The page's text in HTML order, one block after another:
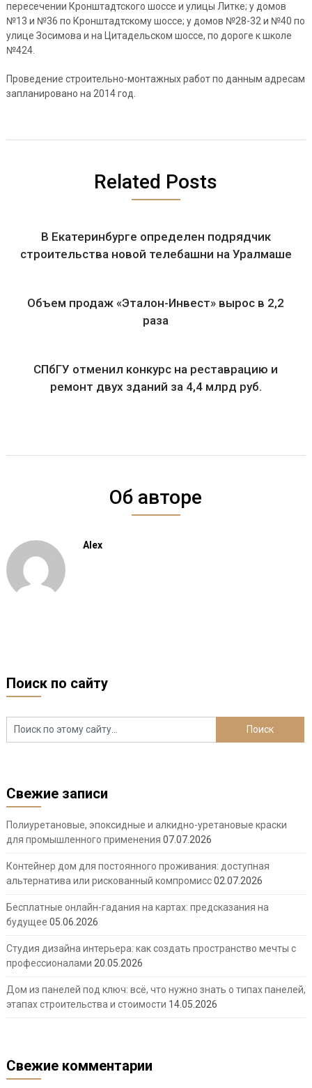
пересечении Кронштадтского шоссе и улицы Литке; у домов
№13 и №36 по Кронштадтскому шоссе; у домов №28-32 и №40 по
улице Зосимова и на Цитадельском шоссе, по дороге к школе
№424.
Проведение строительно-монтажных работ по данным адресам
запланировано на 2014 год.
Related Posts
В Екатеринбурге определен подрядчик
строительства новой телебашни на Уралмаше
Объем продаж «Эталон-Инвест» вырос в 2,2
раза
СПбГУ отменил конкурс на реставрацию и
ремонт двух зданий за 4,4 млрд руб.
Об авторе
Alex
Поиск по сайту
Свежие записи
Полиуретановые, эпоксидные и алкидно-уретановые краски
для промышленного применения 07.07.2026
Контейнер дом для постоянного проживания: доступная
альтернатива или рискованный компромисс02.07.2026
Бесплатные онлайн-гадания на картах: предсказания на
будущее 05.06.2026
Студия дизайна интерьера: как создать пространство мечты с
профессионалами 20.05.2026
Дом из панелей под ключ: всё, что нужно знать о типах панелей,
этапах строительства и стоимости 14.05.2026
Свежие комментарии